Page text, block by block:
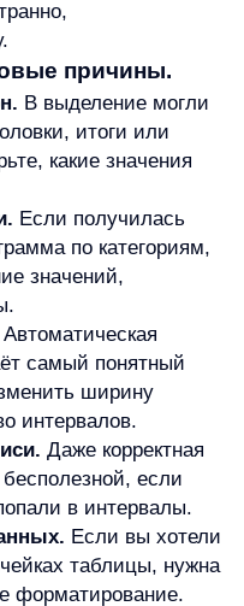
Bars.
нужно.
отличаться
Excel. Главное —
показывают
значений
не только
форму
значений —
сколько
Если один
значит в этом